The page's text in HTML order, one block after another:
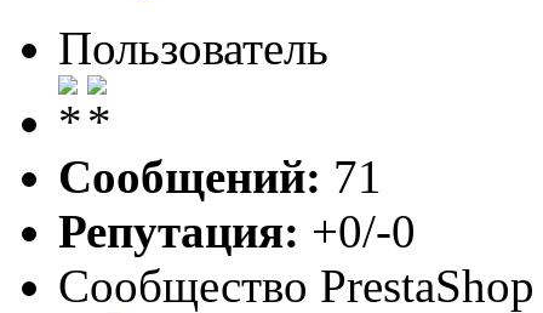
Пользователь
Сообщений: 71
Репутация: +0/-0
Сообщество PrestaShop